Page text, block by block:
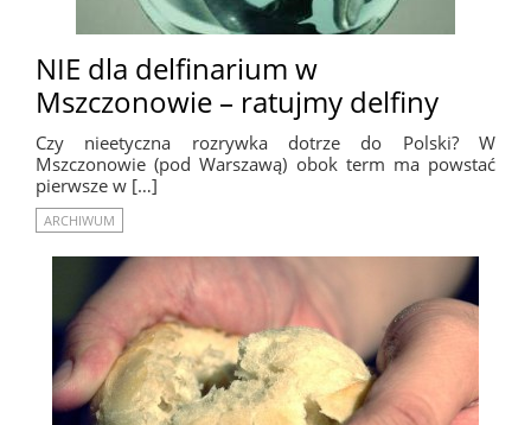
NIE dla delfinarium w
Mszczonowie – ratujmy delfiny
Czy nieetyczna rozrywka dotrze do Polski? W
Mszczonowie (pod Warszawą) obok term ma powstać
pierwsze w […]
ARCHIWUM